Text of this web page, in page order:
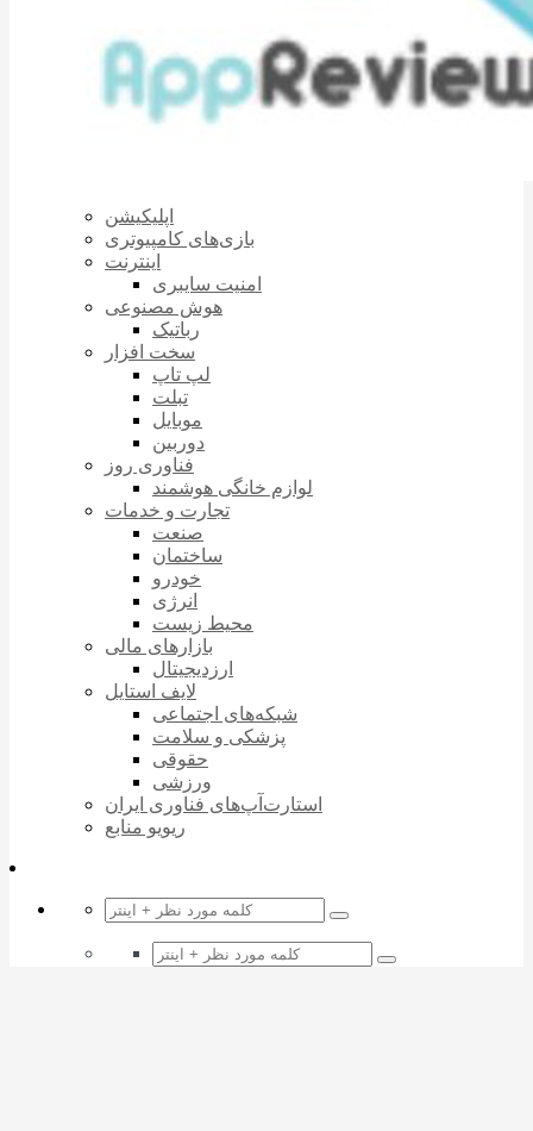
اپلیکیشن
بازی‌های کامپیوتری
اینترنت
امنیت سایبری
هوش مصنوعی
رباتیک
سخت افزار
لپ تاپ
تبلت
موبایل
دوربین
فناوری روز
لوازم خانگی هوشمند
تجارت و خدمات
صنعت
ساختمان
خودرو
انرژی
محیط زیست
بازارهای مالی
ارزدیجیتال
لایف استایل
شبکه‌های اجتماعی
پزشکی و سلامت
حقوقی
ورزشی
استارت‌آپ‌های فناوری ایران
ریویو منابع